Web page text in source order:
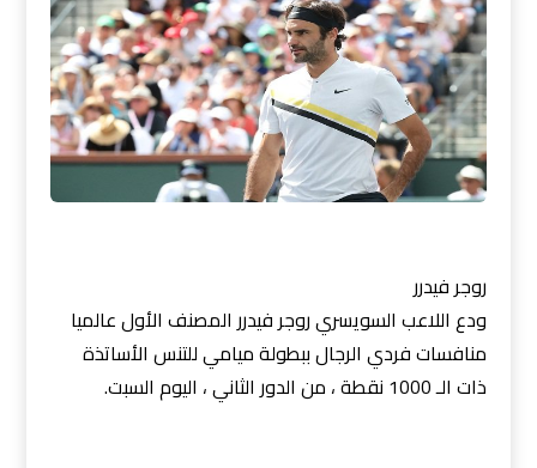
روجر فيدرر
ودع اللاعب السويسري روجر فيدرر المصنف الأول عالميا
منافسات فردي الرجال ببطولة ميامي للتنس الأساتذة
ذات الـ 1000 نقطة ، من الدور الثاني ، اليوم السبت.